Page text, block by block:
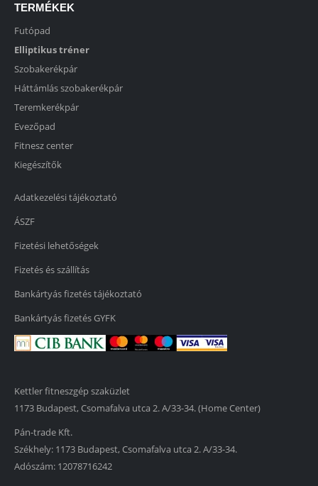
TERMÉKEK
Futópad
Elliptikus tréner
Szobakerékpár
Háttámlás szobakerékpár
Teremkerékpár
Evezőpad
Fitnesz center
Kiegészítők
Adatkezelési tájékoztató
ÁSZF
Fizetési lehetőségek
Fizetés és szállítás
Bankártyás fizetés tájékoztató
Bankártyás fizetés GYFK
Kettler fitneszgép szaküzlet
1173 Budapest, Csomafalva utca 2. A/33-34. (Home Center)
Pán-trade Kft.
Székhely: 1173 Budapest, Csomafalva utca 2. A/33-34.
Adószám: 12078716242